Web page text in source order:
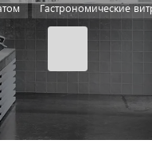
Гастрономические